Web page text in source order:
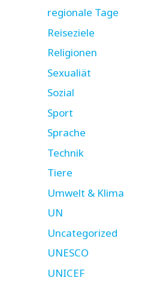
regionale Tage
Reiseziele
Religionen
Sexualiät
Sozial
Sport
Sprache
Technik
Tiere
Umwelt & Klima
UN
Uncategorized
UNESCO
UNICEF